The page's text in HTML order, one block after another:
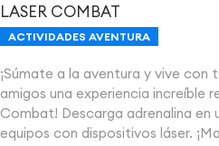
LASER COMBAT
ACTIVIDADES AVENTURA
¡Súmate a la aventura y vive con
amigos una experiencia increíble
Combat! Descarga adrenalina en
equipos con dispositivos láser.